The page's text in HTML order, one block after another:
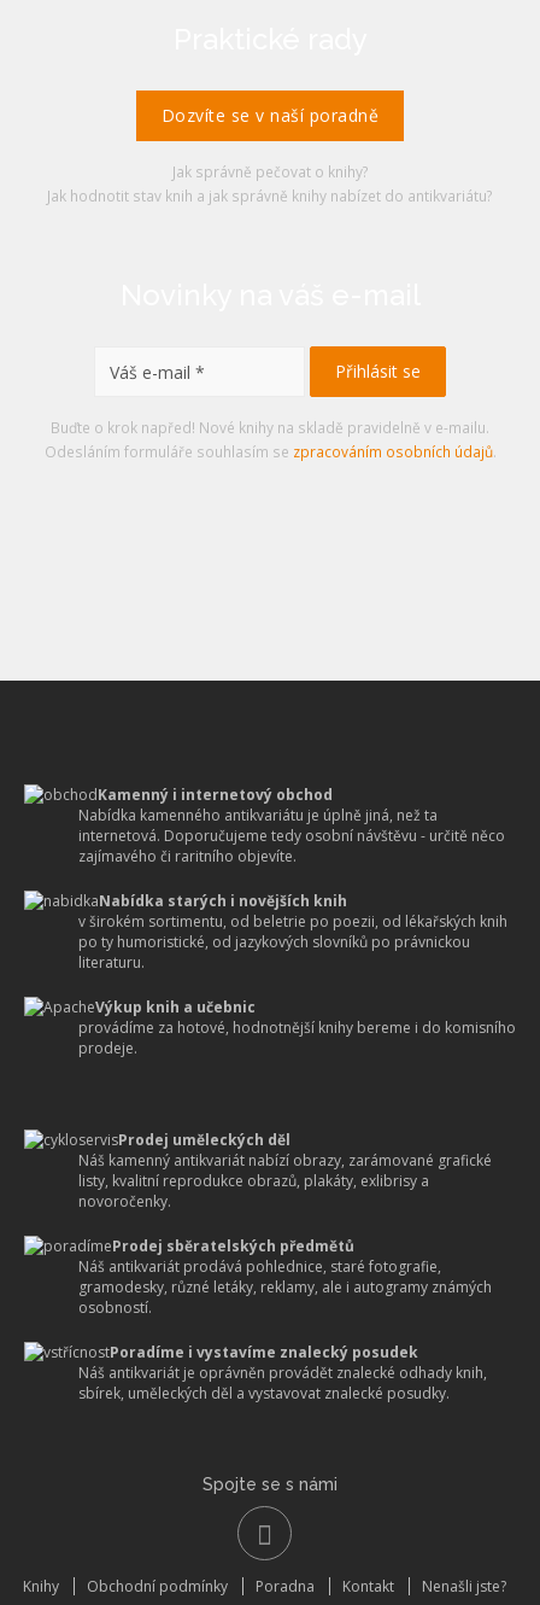
Dozvíte se v naší poradně
Jak správně pečovat o knihy?
Jak hodnotit stav knih a jak správně knihy nabízet do antikvariátu?
Buďte o krok napřed! Nové knihy na skladě pravidelně v e-mailu.
Odesláním formuláře souhlasím se zpracováním osobních údajů.
Kamenný i internetový obchod
Nabídka kamenného antikvariátu je úplně jiná, než ta
internetová. Doporučujeme tedy osobní návštěvu - určitě něco
zajímavého či raritního objevíte.
Nabídka starých i novějších knih
v širokém sortimentu, od beletrie po poezii, od lékařských knih
po ty humoristické, od jazykových slovníků po právnickou
literaturu.
Výkup knih a učebnic
provádíme za hotové, hodnotnější knihy bereme i do komisního
prodeje.
Prodej uměleckých děl
Náš kamenný antikvariát nabízí obrazy, zarámované grafické
listy, kvalitní reprodukce obrazů, plakáty, exlibrisy a
novoročenky.
Prodej sběratelských předmětů
Náš antikvariát prodává pohlednice, staré fotografie,
gramodesky, různé letáky, reklamy, ale i autogramy známých
osobností.
Poradíme i vystavíme znalecký posudek
Náš antikvariát je oprávněn provádět znalecké odhady knih,
sbírek, uměleckých děl a vystavovat znalecké posudky.
Spojte se s námi
Knihy Obchodní podmínky Poradna Kontakt Nenašli jste?